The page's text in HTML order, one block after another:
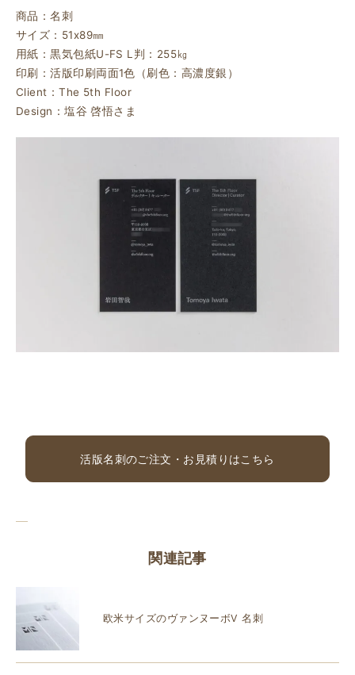
商品：名刺
サイズ：51ⅹ89㎜
用紙：黒気包紙U-FS L判：255㎏
印刷：活版印刷両面1色（刷色：高濃度銀）
Client：The 5th Floor
Design：塩谷 啓悟さま
活版名刺のご注文・お見積りはこちら
関連記事
欧米サイズのヴァンヌーボV 名刺